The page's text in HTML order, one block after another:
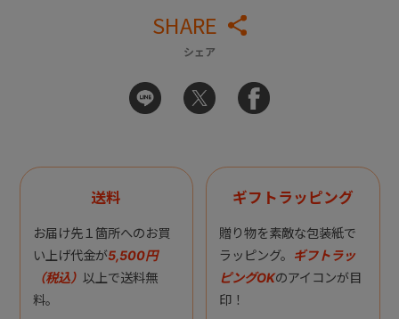
SHARE
シェア
送料
お届け先１箇所へのお買
い上げ代金が5,500円
（税込） 以上で送料無
料。
ギフトラッピング
贈り物を素敵な包装紙で
ラッピング。 ギフトラッ
ピングOKのアイコンが目
印！